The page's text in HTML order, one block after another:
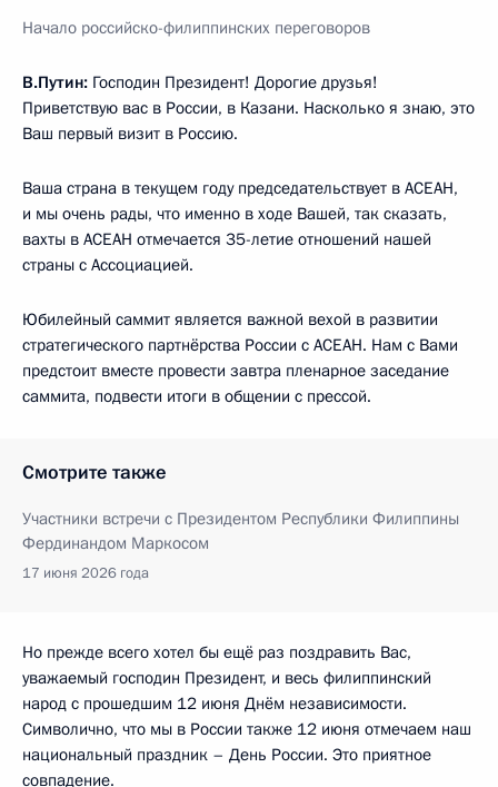
Начало российско-филиппинских переговоров
В.Путин: Господин Президент! Дорогие друзья!
Приветствую вас в России, в Казани. Насколько я знаю, это
Ваш первый визит в Россию.
Ваша страна в текущем году председательствует в АСЕАН,
и мы очень рады, что именно в ходе Вашей, так сказать,
вахты в АСЕАН отмечается 35-летие отношений нашей
страны с Ассоциацией.
Юбилейный саммит является важной вехой в развитии
стратегического партнёрства России с АСЕАН. Нам с Вами
предстоит вместе провести завтра пленарное заседание
саммита, подвести итоги в общении с прессой.
Смотрите также
Участники встречи с Президентом Республики Филиппины
Фердинандом Маркосом
17 июня 2026 года
Но прежде всего хотел бы ещё раз поздравить Вас,
уважаемый господин Президент, и весь филиппинский
народ с прошедшим 12 июня Днём независимости.
Символично, что мы в России также 12 июня отмечаем наш
национальный праздник – День России. Это приятное
совпадение.